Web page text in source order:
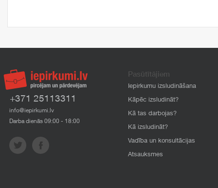
+371 25113311
info@iepirkumi.lv
Darba dienās 09:00 - 18:00
Pasūtītājiem
Iepirkumu izsludināšana
Kāpēc izsludināt?
Kā tas darbojas?
Kā izsludināt?
Vadība un konsultācijas
Atsauksmes